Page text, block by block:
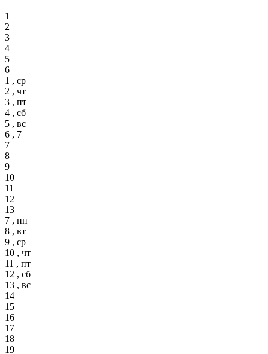
1
2
3
4
5
6
1 , ср
2 , чт
3 , пт
4 , сб
5 , вс
6 , 7
7
8
9
10
11
12
13
7 , пн
8 , вт
9 , ср
10 , чт
11 , пт
12 , сб
13 , вс
14
15
16
17
18
19